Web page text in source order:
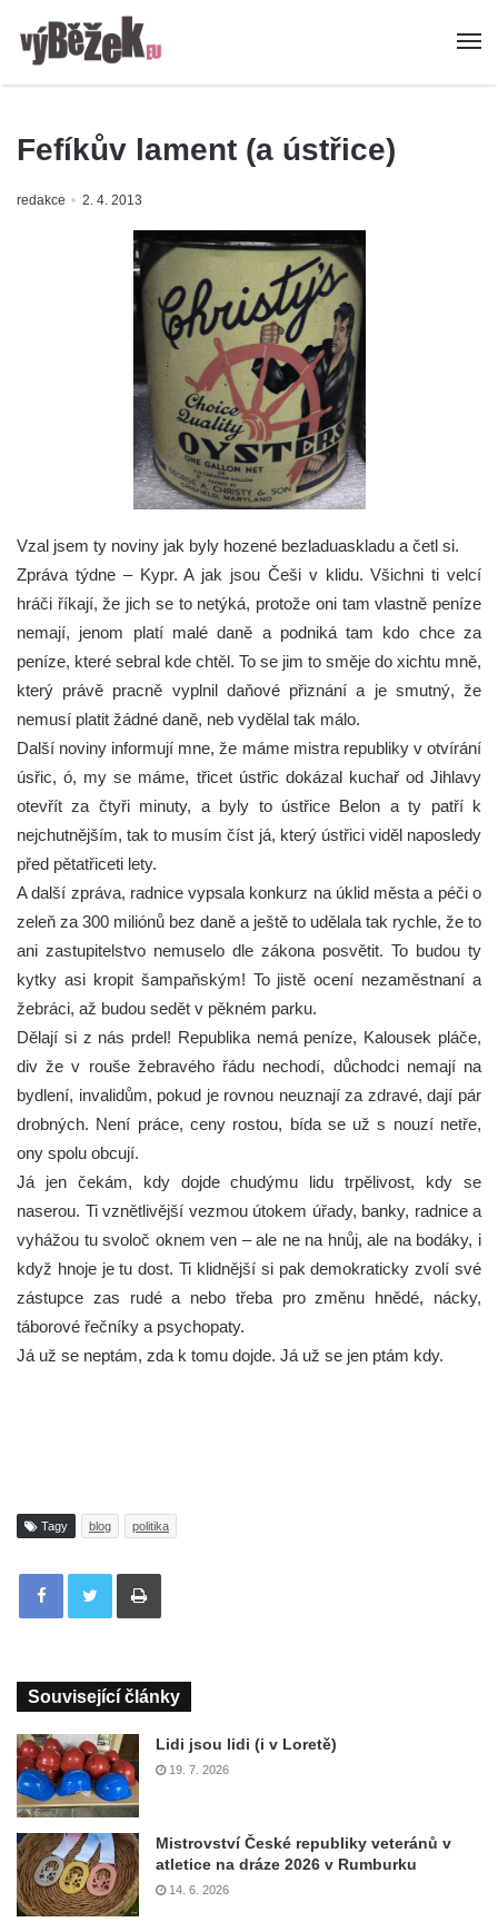
Fefíkův lament (a ústřice)
redakce 2. 4. 2013
Vzal jsem ty noviny jak byly hozené bezladuaskladu a četl si.
Zpráva týdne – Kypr. A jak jsou Češi v klidu. Všichni ti velcí
hráči říkají, že jich se to netýká, protože oni tam vlastně peníze
nemají, jenom platí malé daně a podniká tam kdo chce za
peníze, které sebral kde chtěl. To se jim to směje do xichtu mně,
který právě pracně vyplnil daňové přiznání a je smutný, že
nemusí platit žádné daně, neb vydělal tak málo.
Další noviny informují mne, že máme mistra republiky v otvírání
úsřic, ó, my se máme, třicet ústřic dokázal kuchař od Jihlavy
otevřít za čtyři minuty, a byly to ústřice Belon a ty patří k
nejchutnějším, tak to musím číst já, který ústřici viděl naposledy
před pětatřiceti lety.
A další zpráva, radnice vypsala konkurz na úklid města a péči o
zeleň za 300 miliónů bez daně a ještě to udělala tak rychle, že to
ani zastupitelstvo nemuselo dle zákona posvětit. To budou ty
kytky asi kropit šampaňským! To jistě ocení nezaměstnaní a
žebráci, až budou sedět v pěkném parku.
Dělají si z nás prdel! Republika nemá peníze, Kalousek pláče,
div že v rouše žebravého řádu nechodí, důchodci nemají na
bydlení, invalidům, pokud je rovnou neuznají za zdravé, dají pár
drobných. Není práce, ceny rostou, bída se už s nouzí netře,
ony spolu obcují.
Já jen čekám, kdy dojde chudýmu lidu trpělivost, kdy se
naserou. Ti vznětlivější vezmou útokem úřady, banky, radnice a
vyhážou tu svoloč oknem ven – ale ne na hnůj, ale na bodáky, i
když hnoje je tu dost. Ti klidnější si pak demokraticky zvolí své
zástupce zas rudé a nebo třeba pro změnu hnědé, nácky,
táborové řečníky a psychopaty.
Já už se neptám, zda k tomu dojde. Já už se jen ptám kdy.
Tagy blog politika
Tisknout
Související články
Lidi jsou lidi (i v Loretě)
19. 7. 2026
Mistrovství České republiky veteránů v
atletice na dráze 2026 v Rumburku
14. 6. 2026